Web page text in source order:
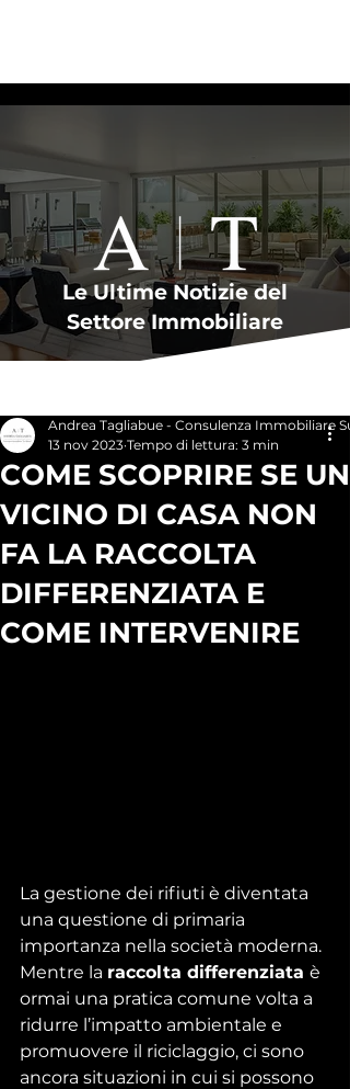
Le Ultime Notizie del
Settore Immobiliare
COME SCOPRIRE SE UN
VICINO DI CASA NON
FA LA RACCOLTA
DIFFERENZIATA E
COME INTERVENIRE
Andrea Tagliabue - Consulenza Immobiliare
13 nov 2023 Tempo di lettura: 3 min
La gestione dei rifiuti è diventata
una questione di primaria
importanza nella società moderna.
Mentre la raccolta differenziata è
ormai una pratica comune volta a
ridurre l’impatto ambientale e
promuovere il riciclaggio, ci sono
ancora situazioni in cui si possono